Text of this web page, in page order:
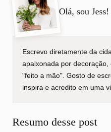
Olá, sou Jess!
Escrevo diretamente da
apaixonada por
"feito a mão". Gosto de
inspira e acredito em uma
Resumo desse post